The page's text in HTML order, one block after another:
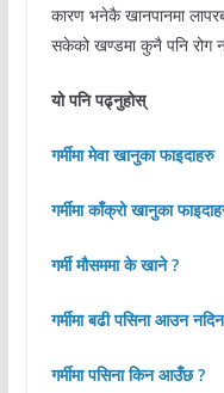
कारण भनेकै खानपानमा
सकेको खण्डमा कुनै पनि रोग
यो पनि पढ्नुहोस्
गर्मीमा मेवा खानुका फाइदाहरु
गर्मीमा काँक्रो खानुका
गर्मी मौसममा के खाने ?
गर्मीमा बढी पसिना आउन
गर्मीमा पसिना किन आउँछ ?